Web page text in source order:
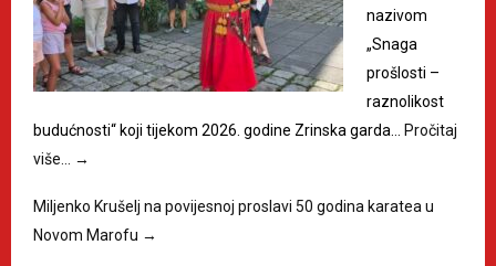
nazivom
„Snaga
prošlosti –
raznolikost
budućnosti“ koji tijekom 2026. godine Zrinska garda… Pročitaj
više… →
Miljenko Krušelj na povijesnoj proslavi 50 godina karatea u
Novom Marofu →